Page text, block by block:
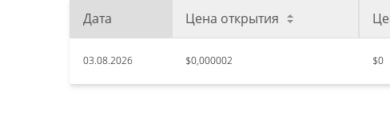
Дата Цена открытия
03.08.2026 $0,000002 $0